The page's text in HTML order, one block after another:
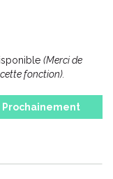
flacon-recharge
en plusieurs
: contribue à
indésirables
pour une
visite chez le
(Merci de
fonction).
Prochainement